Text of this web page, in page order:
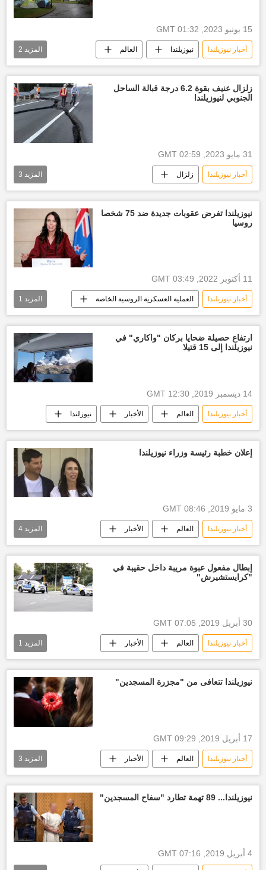
15 يونيو 2023, 01:32 GMT
أخبار نيوزيلندا نيوزيلندا العالم
أخبار العالم الآن موارد الاقتصاد
المزيد 2
زلزال عنيف بقوة 6.2 درجة قبالة الساحل
الجنوبي لنيوزيلندا
31 مايو 2023, 02:59 GMT
أخبار نيوزيلندا زلزال
هيئة المسح الجيولوجي الأمريكية نيوزيلندا
العالم
المزيد 3
نيوزيلندا تفرض عقوبات جديدة ضد 75 شخصا
روسيا
11 أكتوبر 2022, 03:49 GMT
أخبار نيوزيلندا العملية العسكرية الروسية الخاصة
العقوبات الأمريكية ضد روسيا
المزيد 1
ارتفاع حصيلة ضحايا بركان "واكاري" في
نيوزيلندا إلى 15 قتيلا
14 ديسمبر 2019, 12:30 GMT
أخبار نيوزيلندا العالم الأخبار نيوزلندا
إعلان خطبة رئيسة وزراء نيوزيلندا
3 مايو 2019, 08:46 GMT
أخبار نيوزيلندا العالم الأخبار
نيوزيلندا جاسيندا أرديرن
البرلمان النيوزيلندي جائزة نوبل للسلام
المزيد 4
إبطال مفعول عبوة مريبة داخل حقيبة في
"كرايستشيرش"
30 أبريل 2019, 07:05 GMT
أخبار نيوزيلندا العالم الأخبار
نيوزيلندا
المزيد 1
نيوزيلندا تتعافى من "مجزرة المسجدين"
17 أبريل 2019, 09:29 GMT
أخبار نيوزيلندا العالم الأخبار
نيوزيلندا مجزرة حادثة نيوزيلندا
المزيد 3
نيوزيلندا... 89 تهمة تطارد "سفاح المسجدين"
4 أبريل 2019, 07:16 GMT